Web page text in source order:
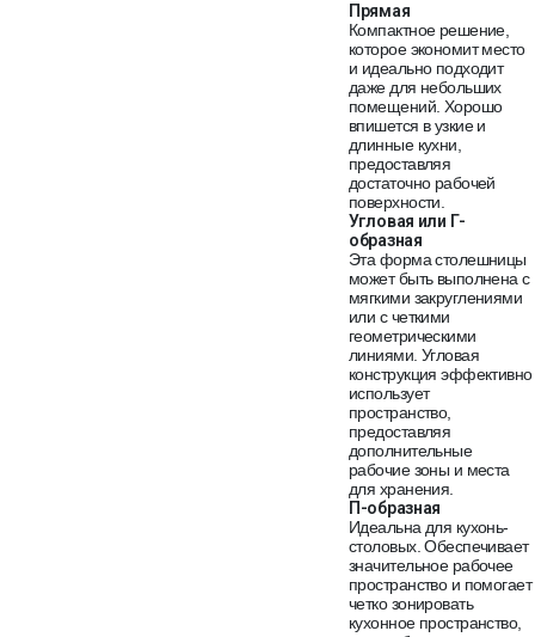
Прямая
Компактное решение,
которое экономит место
и идеально подходит
даже для небольших
помещений. Хорошо
впишется в узкие и
длинные кухни,
предоставляя
достаточно рабочей
поверхности.
Угловая или Г-
образная
Эта форма столешницы
может быть выполнена с
мягкими закруглениями
или с четкими
геометрическими
линиями. Угловая
конструкция эффективно
использует
пространство,
предоставляя
дополнительные
рабочие зоны и места
для хранения.
П-образная
Идеальна для кухонь-
столовых. Обеспечивает
значительное рабочее
пространство и помогает
четко зонировать
кухонное пространство,